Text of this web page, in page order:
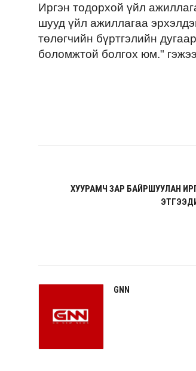
Иргэн тодорхой үйл
шууд үйл ажиллагаа
төлөгчийн бүртгэлийн
боломжтой болгох юм."
ХУУРАМЧ ЗАР БАЙРШУУЛАН
GNN